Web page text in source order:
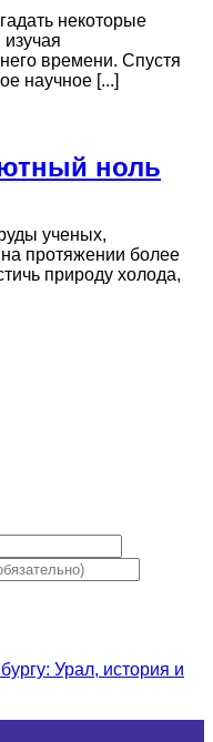
некоторые
времени. Спустя
научное [...]
ноль
ученых,
протяжении более
природу холода,
Урал, история и